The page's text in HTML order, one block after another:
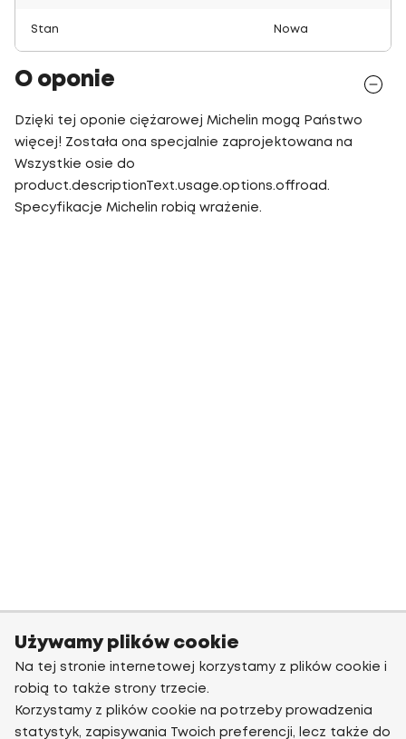
Stan Nowa
O oponie
Dzięki tej oponie ciężarowej Michelin mogą Państwo
więcej! Została ona specjalnie zaprojektowana na
Wszystkie osie do
product.descriptionText.usage.options.offroad.
Specyfikacje Michelin robią wrażenie.
Używamy plików cookie
Na tej stronie internetowej korzystamy z plików cookie i
robią to także strony trzecie.
Korzystamy z plików cookie na potrzeby prowadzenia
statystyk, zapisywania Twoich preferencji, lecz także do